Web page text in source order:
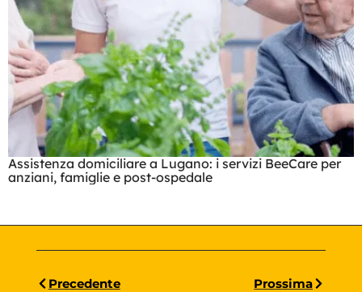
Assistenza domiciliare a Lugano: i servizi BeeCare per
anziani, famiglie e post-ospedale
Precedente Prossima